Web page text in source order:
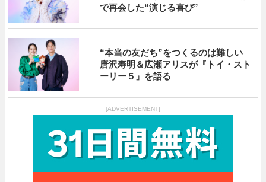
で再会した“演じる喜び”
“本当の友だち”をつくるのは難しい
唐沢寿明＆広瀬アリスが『トイ・スト
ーリー５』を語る
[ADVERTISEMENT]